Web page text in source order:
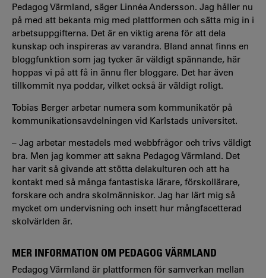
Pedagog Värmland, säger Linnéa Andersson. Jag håller nu
på med att bekanta mig med plattformen och sätta mig in i
arbetsuppgifterna. Det är en viktig arena för att dela
kunskap och inspireras av varandra. Bland annat finns en
bloggfunktion som jag tycker är väldigt spännande, här
hoppas vi på att få in ännu fler bloggare. Det har även
tillkommit nya poddar, vilket också är väldigt roligt.
Tobias Berger arbetar numera som kommunikatör på
kommunikationsavdelningen vid Karlstads universitet.
– Jag arbetar mestadels med webbfrågor och trivs väldigt
bra. Men jag kommer att sakna Pedagog Värmland. Det
har varit så givande att stötta delakulturen och att ha
kontakt med så många fantastiska lärare, förskollärare,
forskare och andra skolmänniskor. Jag har lärt mig så
mycket om undervisning och insett hur mångfacetterad
skolvärlden är.
MER INFORMATION OM PEDAGOG VÄRMLAND
Pedagog Värmland är plattformen för samverkan mellan